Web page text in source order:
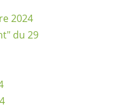
2024
du 29